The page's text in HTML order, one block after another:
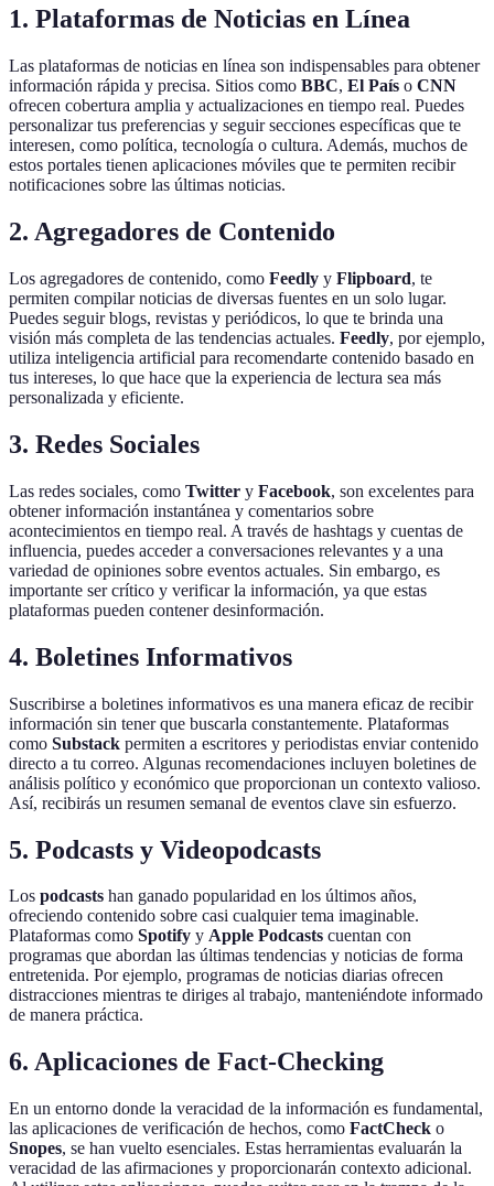
1. Plataformas de Noticias en Línea
Las plataformas de noticias en línea son indispensables para obtener
información rápida y precisa. Sitios como BBC, El País o CNN
ofrecen cobertura amplia y actualizaciones en tiempo real. Puedes
personalizar tus preferencias y seguir secciones específicas que te
interesen, como política, tecnología o cultura. Además, muchos de
estos portales tienen aplicaciones móviles que te permiten recibir
notificaciones sobre las últimas noticias.
2. Agregadores de Contenido
Los agregadores de contenido, como Feedly y Flipboard, te
permiten compilar noticias de diversas fuentes en un solo lugar.
Puedes seguir blogs, revistas y periódicos, lo que te brinda una
visión más completa de las tendencias actuales. Feedly, por ejemplo,
utiliza inteligencia artificial para recomendarte contenido basado en
tus intereses, lo que hace que la experiencia de lectura sea más
personalizada y eficiente.
3. Redes Sociales
Las redes sociales, como Twitter y Facebook, son excelentes para
obtener información instantánea y comentarios sobre
acontecimientos en tiempo real. A través de hashtags y cuentas de
influencia, puedes acceder a conversaciones relevantes y a una
variedad de opiniones sobre eventos actuales. Sin embargo, es
importante ser crítico y verificar la información, ya que estas
plataformas pueden contener desinformación.
4. Boletines Informativos
Suscribirse a boletines informativos es una manera eficaz de recibir
información sin tener que buscarla constantemente. Plataformas
como Substack permiten a escritores y periodistas enviar contenido
directo a tu correo. Algunas recomendaciones incluyen boletines de
análisis político y económico que proporcionan un contexto valioso.
Así, recibirás un resumen semanal de eventos clave sin esfuerzo.
5. Podcasts y Videopodcasts
Los podcasts han ganado popularidad en los últimos años,
ofreciendo contenido sobre casi cualquier tema imaginable.
Plataformas como Spotify y Apple Podcasts cuentan con
programas que abordan las últimas tendencias y noticias de forma
entretenida. Por ejemplo, programas de noticias diarias ofrecen
distracciones mientras te diriges al trabajo, manteniéndote informado
de manera práctica.
6. Aplicaciones de Fact-Checking
En un entorno donde la veracidad de la información es fundamental,
las aplicaciones de verificación de hechos, como FactCheck o
Snopes, se han vuelto esenciales. Estas herramientas evaluarán la
veracidad de las afirmaciones y proporcionarán contexto adicional.